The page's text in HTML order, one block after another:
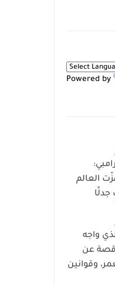
Powered by
العالم
واجه
قصة عن
وقوانين